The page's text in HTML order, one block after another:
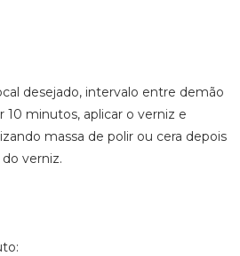
desejado, intervalo entre demão
10 minutos, aplicar o verniz e
massa de polir ou cera depois
verniz.